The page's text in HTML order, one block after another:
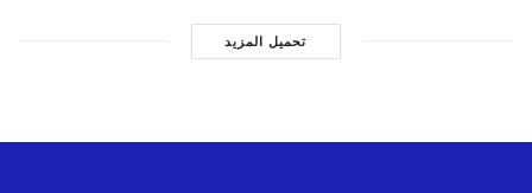
تحميل المزيد